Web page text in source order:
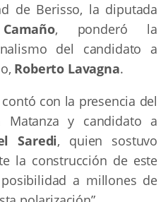
de Berisso, la diputada
, ponderó la
del candidato a
Roberto Lavagna.
con la presencia del
Matanza y candidato a
Saredi, quien sostuvo
la construcción de este
a millones de